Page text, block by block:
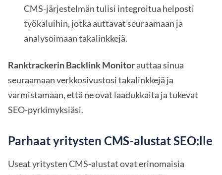
CMS-järjestelmän tulisi integroitua helposti
työkaluihin, jotka auttavat seuraamaan ja
analysoimaan takalinkkejä.
Ranktrackerin Backlink Monitorauttaa sinua
seuraamaan verkkosivustosi takalinkkejä ja
varmistamaan, että ne ovat laadukkaita ja tukevat
SEO-pyrkimyksiäsi.
Parhaat yritysten CMS-alustat SEO:lle
Useat yritysten CMS-alustat ovat erinomaisia